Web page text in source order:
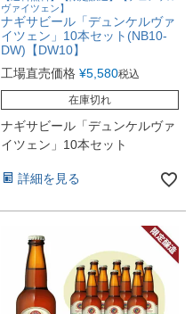
ヴァイツェン】
ナギサビール「デュンケルヴァ
イツェン」10本セット(NB10-
DW)【DW10】
工場直売価格 ¥5,580税込
在庫切れ
ナギサビール「デュンケルヴァ
イツェン」10本セット
詳細を見る